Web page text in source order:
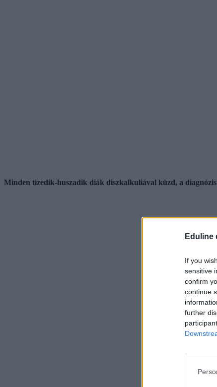
Eduline
If you
sensitive
confirm
continue
further
Minden tizedik-huszadik diák diszkalkuliával küzd, a diagnózis